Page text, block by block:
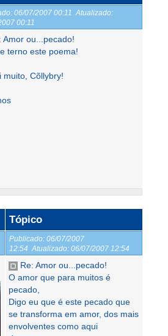
06/07/2007 00:11 Atualizado:
00:11
Amor ou...pecado!
terno este poema!
muito, Cõllybry!
Tópico
Publicado: 06/07/2007
12:54 Atualizado: 06/07/2007 12:54
Re: Amor ou...pecado!
O amor que para muitos é
pecado,
Digo eu que é este pecado que
se transforma em amor, dos mais
envolventes como aqui